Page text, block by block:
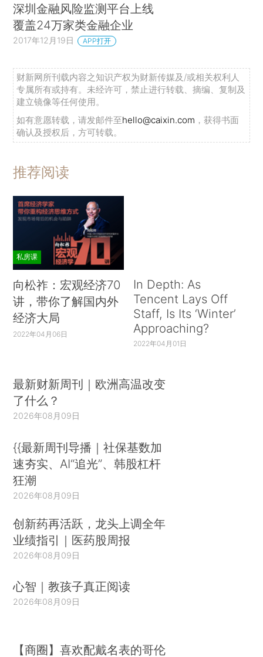
深圳金融风险监测平台上线
覆盖24万家类金融企业
2017年12月19日 APP打开
财新网所刊载内容之知识产权为财新传媒及/或相关权利人
专属所有或持有。未经许可，禁止进行转载、摘编、复制及
建立镜像等任何使用。
如有意愿转载，请发邮件至hello@caixin.com ，获得书面
确认及授权后，方可转载。
推荐阅读
私房课
向松祚：宏观经济70
讲，带你了解国内外
经济大局
2022年04月06日
In Depth: As
Tencent Lays Off
Staff, Is Its ‘Winter’
Approaching?
2022年04月01日
最新财新周刊｜欧洲高温改变
了什么？
2026年08月09日
{{最新周刊导播｜社保基数加
速夯实、AI“追光”、韩股杠杆
狂潮
2026年08月09日
创新药再活跃，龙头上调全年
业绩指引｜医药股周报
2026年08月09日
心智｜教孩子真正阅读
2026年08月09日
【商圈】喜欢配戴名表的哥伦